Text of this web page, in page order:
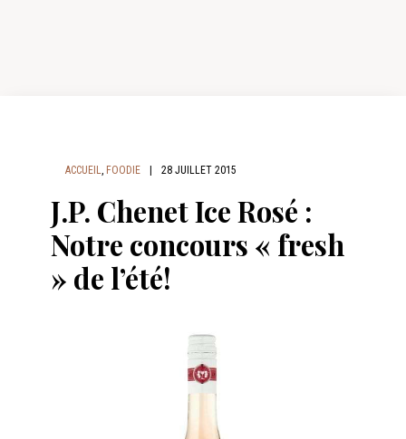
ACCUEIL, FOODIE 28 JUILLET 2015
J.P. Chenet Ice Rosé :
Notre concours « fresh
» de l’été!